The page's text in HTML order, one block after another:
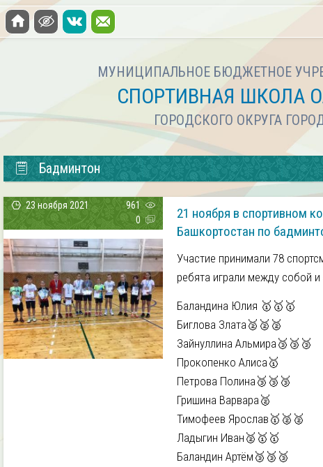
МУНИЦИПАЛЬНОЕ БЮДЖЕТНОЕ
СПОРТИВНАЯ ШКОЛА
ГОРОДСКОГО ОКРУГА
Бадминтон
23 ноября 2021
961
0
21 ноября в спортивном
Башкортостан по
Участие принимали 78
ребята играли между собой
Баландина Юлия 🥇🥇🥇
Биглова Злата🥈🥈🥈
Зайнуллина Альмира🥉🥉🥉
Прокопенко Алиса🥇
Петрова Полина🥉🥉🥉
Гришина Варвара🥈
Тимофеев Ярослав🥇🥈🥈
Ладыгин Иван🥈🥇🥇
Баландин Артём🥉🥉🥉